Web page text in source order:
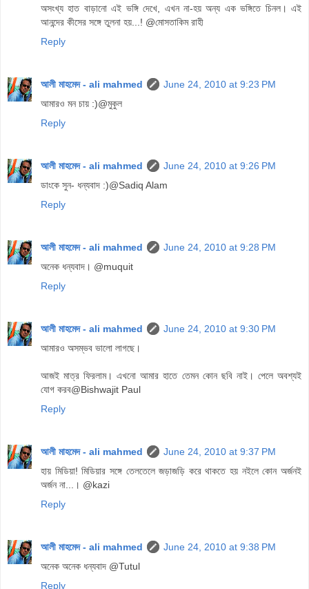
অসংখ্য হাত বাড়ানো এই ভঙ্গি দেখে, এখন না-হয় অন্য এক ভঙ্গিতে চিনল। এই
আনন্দের কীসের সঙ্গে তুলনা হয়...! @মোসতাকিম রাহী
Reply
আলী মাহমেদ - ali mahmed
June 24, 2010 at 9:23 PM
আমারও মন চায় :)@মুকুল
Reply
আলী মাহমেদ - ali mahmed
June 24, 2010 at 9:26 PM
ডাংকে সুন- ধন্যবাদ :)@Sadiq Alam
Reply
আলী মাহমেদ - ali mahmed
June 24, 2010 at 9:28 PM
অনেক ধন্যবাদ। @muquit
Reply
আলী মাহমেদ - ali mahmed
June 24, 2010 at 9:30 PM
আমারও অসম্ভব ভালো লাগছে।
আজই মাত্র ফিরলাম। এখনো আমার হাতে তেমন কোন ছবি নাই। পেলে অবশ্যই
যোগ করব@Bishwajit Paul
Reply
আলী মাহমেদ - ali mahmed
June 24, 2010 at 9:37 PM
হায় মিডিয়া! মিডিয়ার সঙ্গে তেলতেলে জড়াজড়ি করে থাকতে হয় নইলে কোন অর্জনই
অর্জন না...। @kazi
Reply
আলী মাহমেদ - ali mahmed
June 24, 2010 at 9:38 PM
অনেক অনেক ধন্যবাদ @Tutul
Reply